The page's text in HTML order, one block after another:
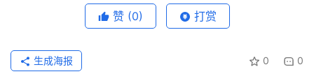
赞 (0) 打赏
0 0
生成海报